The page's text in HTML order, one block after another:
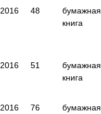
2016 48
бумажная
книга
2016 51
бумажная
книга
2016 76
бумажная